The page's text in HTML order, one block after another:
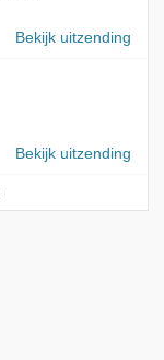
Bekijk uitzending
Bekijk uitzending